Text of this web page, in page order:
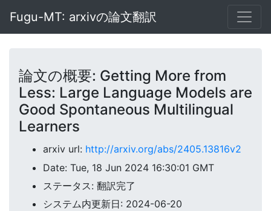
Fugu-MT: arxivの論文翻訳
論文の概要: Getting More from
Less: Large Language Models are
Good Spontaneous Multilingual
Learners
arxiv url: http://arxiv.org/abs/2405.13816v2
Date: Tue, 18 Jun 2024 16:30:01 GMT
ステータス: 翻訳完了
システム内更新日: 2024-06-20